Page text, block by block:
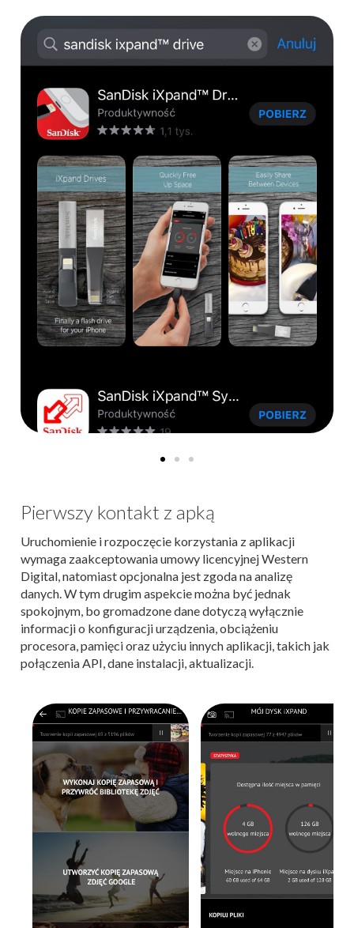
Pierwszy kontakt z apką
Uruchomienie i rozpoczęcie korzystania z aplikacji
wymaga zaakceptowania umowy licencyjnej Western
Digital, natomiast opcjonalna jest zgoda na analizę
danych. W tym drugim aspekcie można być jednak
spokojnym, bo gromadzone dane dotyczą wyłącznie
informacji o konfiguracji urządzenia, obciążeniu
procesora, pamięci oraz użyciu innych aplikacji, takich jak
połączenia API, dane instalacji, aktualizacji.